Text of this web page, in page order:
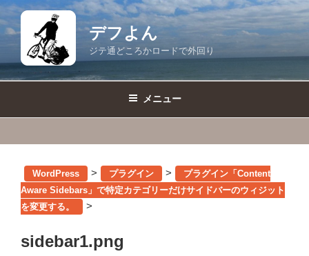
コ
ン
デフよん
ジテ通どころかロードで外回り
メニュー
WordPress > プラグイン >
プラグイン「Content
Aware Sidebars」で特定カテゴリーだけサイドバーのウィジット
を変更する。
>
sidebar1.png